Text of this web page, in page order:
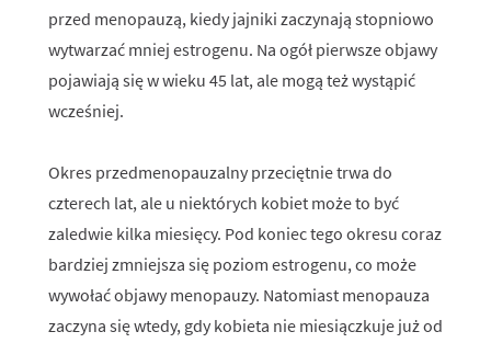
przed menopauzą, kiedy jajniki zaczynają stopniowo
wytwarzać mniej estrogenu. Na ogół pierwsze objawy
pojawiają się w wieku 45 lat, ale mogą też wystąpić
wcześniej.
Okres przedmenopauzalny przeciętnie trwa do
czterech lat, ale u niektórych kobiet może to być
zaledwie kilka miesięcy. Pod koniec tego okresu coraz
bardziej zmniejsza się poziom estrogenu, co może
wywołać objawy menopauzy. Natomiast menopauza
zaczyna się wtedy, gdy kobieta nie miesiączkuje już od